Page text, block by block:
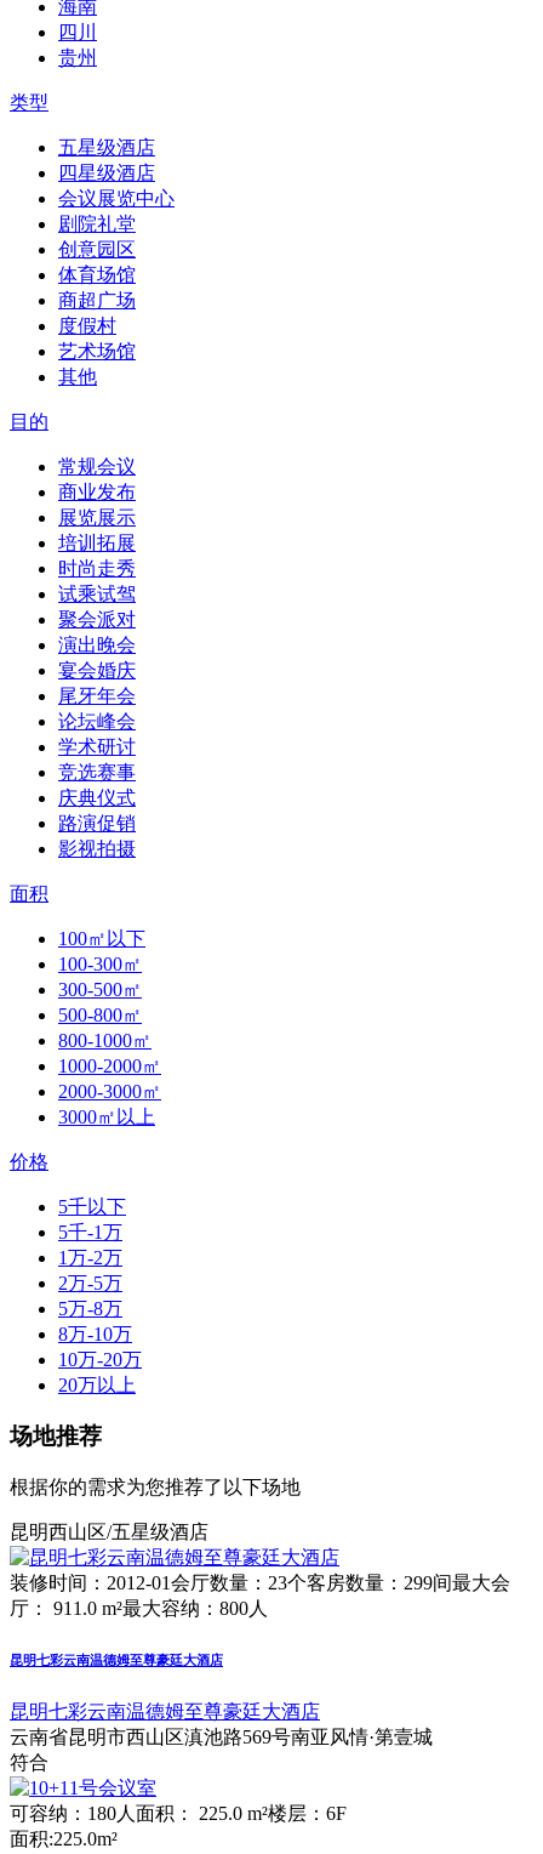
海南
四川
贵州
类型
五星级酒店
四星级酒店
会议展览中心
剧院礼堂
创意园区
体育场馆
商超广场
度假村
艺术场馆
其他
目的
常规会议
商业发布
展览展示
培训拓展
时尚走秀
试乘试驾
聚会派对
演出晚会
宴会婚庆
尾牙年会
论坛峰会
学术研讨
竞选赛事
庆典仪式
路演促销
影视拍摄
面积
100㎡以下
100-300㎡
300-500㎡
500-800㎡
800-1000㎡
1000-2000㎡
2000-3000㎡
3000㎡以上
价格
5千以下
5千-1万
1万-2万
2万-5万
5万-8万
8万-10万
10万-20万
20万以上
场地推荐
根据你的需求为您推荐了以下场地
昆明西山区/五星级酒店
装修时间：2012-01会厅数量：23个客房数量：299间最大会
厅： 911.0 m²最大容纳：800人
昆明七彩云南温德姆至尊豪廷大酒店
昆明七彩云南温德姆至尊豪廷大酒店
云南省昆明市西山区滇池路569号南亚风情·第壹城
符合
可容纳：180人 面积： 225.0 m²楼层：6F
面积:225.0m²